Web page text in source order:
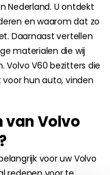
Nederland. U ontdekt
en waarom dat zo
Daarnaast vertellen
materialen die wij
Volvo V60 bezitters die
hun auto, vinden
van Volvo
voor uw Volvo